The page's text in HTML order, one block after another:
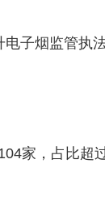
子烟监管执法
家，占比